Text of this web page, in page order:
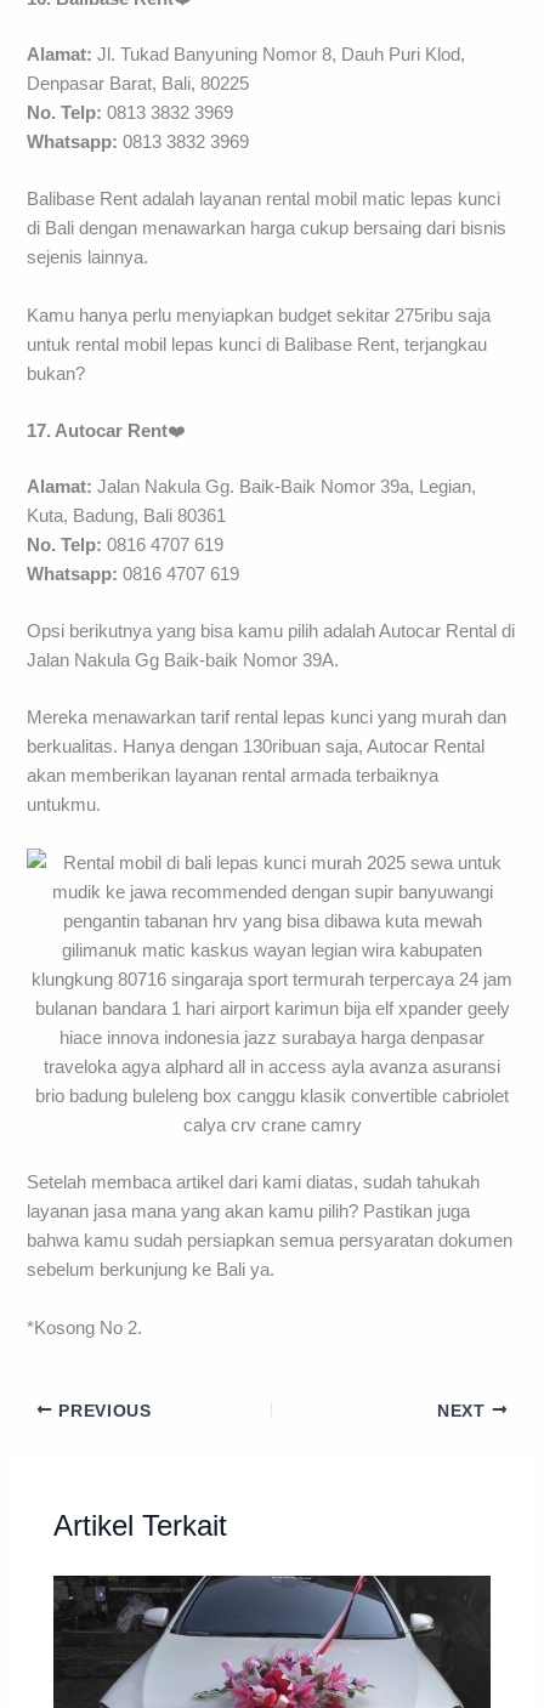
Alamat: Jl. Tukad Banyuning Nomor 8, Dauh Puri Klod,
Denpasar Barat, Bali, 80225
No. Telp: 0813 3832 3969
Whatsapp: 0813 3832 3969
Balibase Rent adalah layanan rental mobil matic lepas kunci
di Bali dengan menawarkan harga cukup bersaing dari bisnis
sejenis lainnya.
Kamu hanya perlu menyiapkan budget sekitar 275ribu saja
untuk rental mobil lepas kunci di Balibase Rent, terjangkau
bukan?
17. Autocar Rent❤️
Alamat: Jalan Nakula Gg. Baik-Baik Nomor 39a, Legian,
Kuta, Badung, Bali 80361
No. Telp: 0816 4707 619
Whatsapp: 0816 4707 619
Opsi berikutnya yang bisa kamu pilih adalah Autocar Rental di
Jalan Nakula Gg Baik-baik Nomor 39A.
Mereka menawarkan tarif rental lepas kunci yang murah dan
berkualitas. Hanya dengan 130ribuan saja, Autocar Rental
akan memberikan layanan rental armada terbaiknya
untukmu.
Setelah membaca artikel dari kami diatas, sudah tahukah
layanan jasa mana yang akan kamu pilih? Pastikan juga
bahwa kamu sudah persiapkan semua persyaratan dokumen
sebelum berkunjung ke Bali ya.
*Kosong No 2.
PREVIOUS NEXT
Artikel Terkait